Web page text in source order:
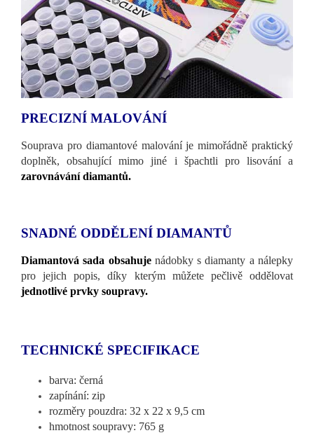
PRECIZNÍ MALOVÁNÍ
Souprava pro diamantové malování je mimořádně praktický
doplněk, obsahující mimo jiné i špachtli pro lisování a
zarovnávání diamantů.
SNADNÉ ODDĚLENÍ DIAMANTŮ
Diamantová sada obsahujenádobky s diamanty a nálepky
pro jejich popis, díky kterým můžete pečlivě oddělovat
jednotlivé prvky soupravy.
TECHNICKÉ SPECIFIKACE
barva: černá
zapínání: zip
rozměry pouzdra: 32 x 22 x 9,5 cm
hmotnost soupravy: 765 g